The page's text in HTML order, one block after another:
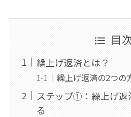
目
繰上げ返済とは？
繰上げ返済の2つの
ステップ①：繰上げ返
る